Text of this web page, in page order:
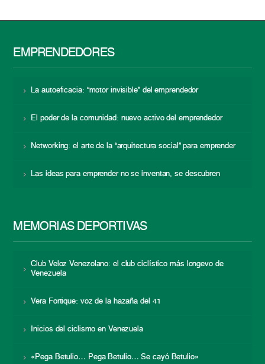
EMPRENDEDORES
La autoeficacia: “motor invisible” del emprendedor
El poder de la comunidad: nuevo activo del emprendedor
Networking: el arte de la “arquitectura social” para emprender
Las ideas para emprender no se inventan, se descubren
MEMORIAS DEPORTIVAS
Club Veloz Venezolano: el club ciclístico más longevo de
Venezuela
Vera Fortique: voz de la hazaña del 41
Inicios del ciclismo en Venezuela
«Pega Betulio… Pega Betulio… Se cayó Betulio»